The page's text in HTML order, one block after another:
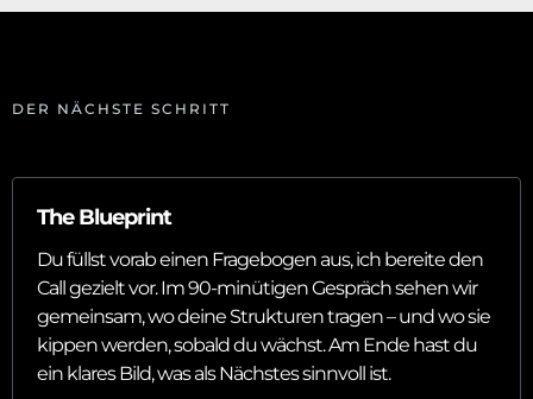
DER NÄCHSTE SCHRITT
The Blueprint
Du füllst vorab einen Fragebogen aus, ich bereite den
Call gezielt vor. Im 90-minütigen Gespräch sehen wir
gemeinsam, wo deine Strukturen tragen – und wo sie
kippen werden, sobald du wächst. Am Ende hast du
ein klares Bild, was als Nächstes sinnvoll ist.